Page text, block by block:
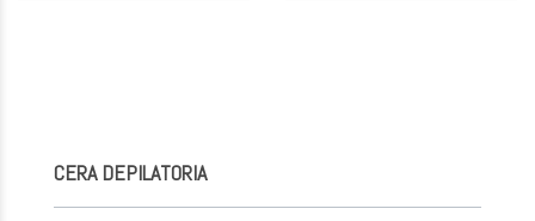
CERA DEPILATORIA